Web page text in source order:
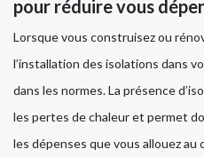
pour réduire vous
Lorsque vous construisez ou
l’installation des isolations dans
dans les normes. La présence
les pertes de chaleur et permet
les dépenses que vous allouez